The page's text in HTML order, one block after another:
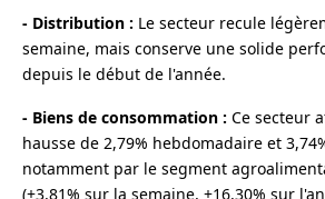
- Distribution : Le secteur recule
semaine, mais conserve une solide
depuis le début de l'année.
- Biens de consommation : Ce secteur
hausse de 2,79% hebdomadaire et
notamment par le segment
(+3,81% sur la semaine, +16,30% sur